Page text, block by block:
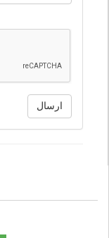
ارسال